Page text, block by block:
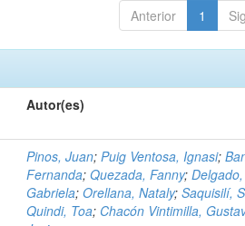
Anterior 1
Autor(es)
Pinos, Juan;Puig Ventosa, Ignasi;
Fernanda;Quezada, Fanny;Delgado,
Gabriela;Orellana, Nataly;Saquisilí,
Quindi, Toa; Chacón Vintimilla,